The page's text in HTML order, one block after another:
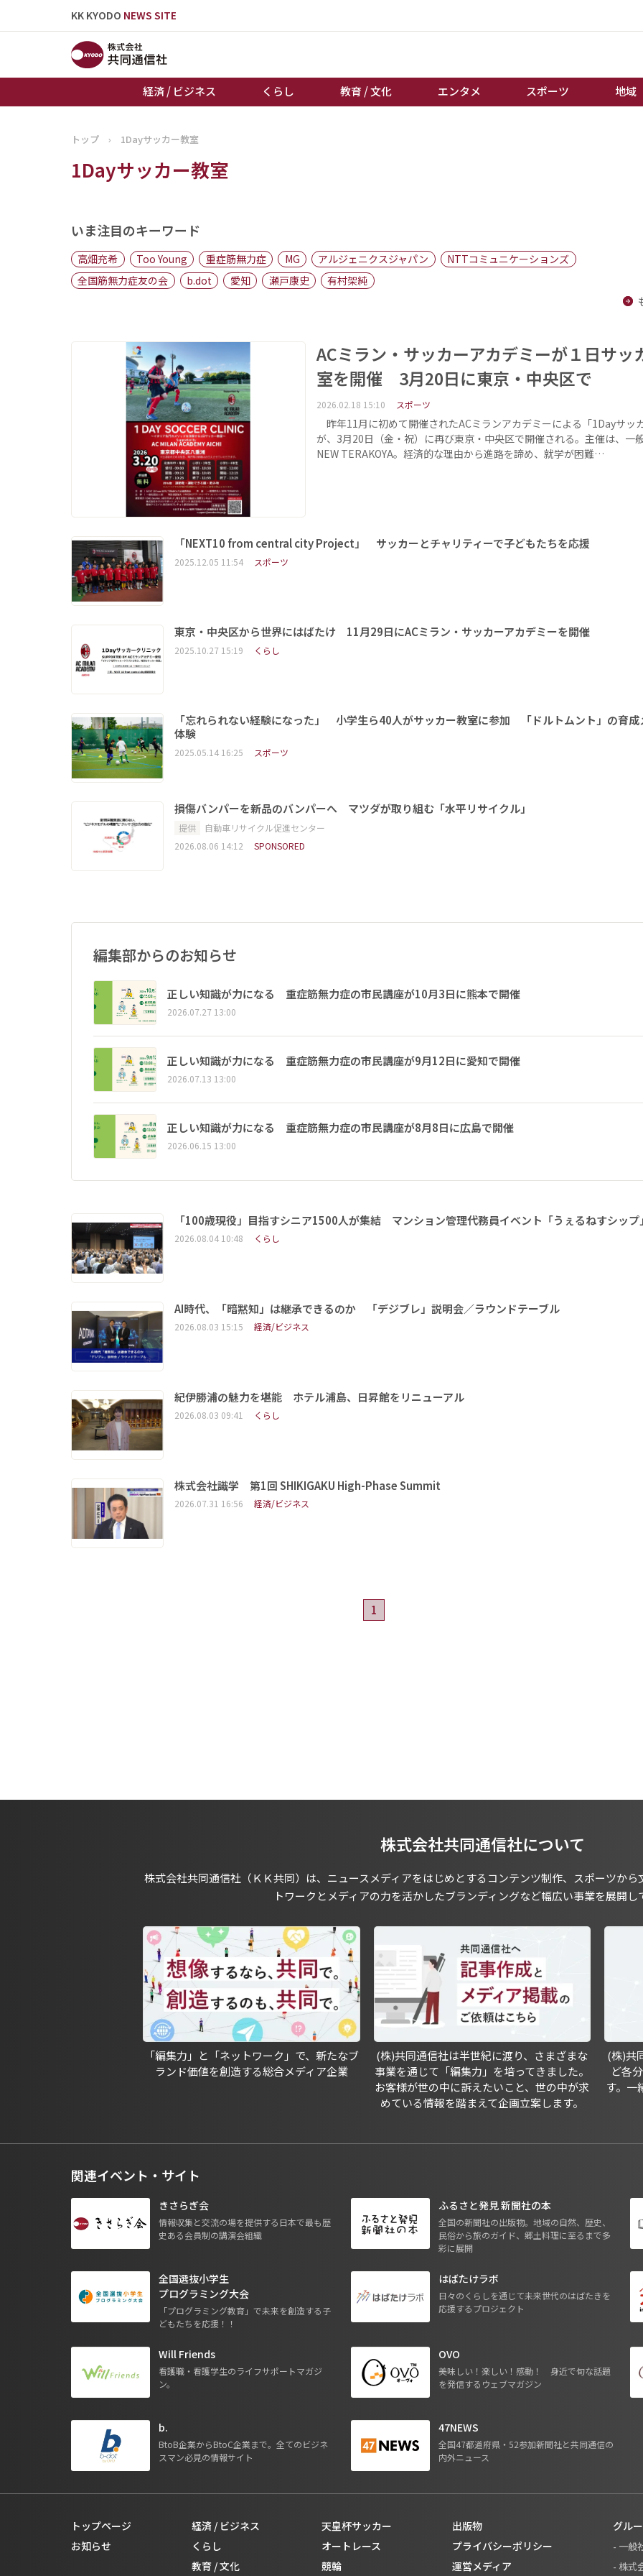
KK KYODO NEWS SITE
経済 / ビジネス くらし 教育 / 文化 エンタメ スポーツ 地域
トップページ
お知らせ
地域
キーパーソン
棋王戦
トップ › 1Dayサッカー教室
1Dayサッカー教室
いま注目のキーワード
高畑充希 Too Young 重症筋無力症 MG アルジェニクスジャパン
NTTコミュニケーションズ
全国筋無力症友の会
b.dot 愛知 瀬戸康史
有村架純
ACミラン・サッカーアカデミーが１日サッ
室を開催 3月20日に東京・中央区で
2026.02.18 15:10 スポーツ
昨年11月に初めて開催されたACミランアカデミーによる「1Dayサッ
が、3月20日（金・祝）に再び東京・中央区で開催される。主催は、一
NEW TERAKOYA。経済的な理由から進路を諦め、就学が困難…
「NEXT10 from central city Project」 サッカーとチャリティーで子どもたちを応援
2025.12.05 11:54 スポーツ
東京・中央区から世界にはばたけ 11月29日にACミラン・サッカーアカデミーを開催
2025.10.27 15:19 くらし
「忘れられない経験になった」 小学生ら40人がサッカー教室に参加 「ドルトムント」の育成
体験
2025.05.14 16:25 スポーツ
損傷バンパーを新品のバンパーへ マツダが取り組む「水平リサイクル」
提供
自動車リサイクル促進センター
2026.08.06 14:12
SPONSORED
編集部からのお知らせ
正しい知識が力になる 重症筋無力症の市民講座が10月3日に熊本で開催
2026.07.27 13:00
正しい知識が力になる 重症筋無力症の市民講座が9月12日に愛知で開催
2026.07.13 13:00
正しい知識が力になる 重症筋無力症の市民講座が8月8日に広島で開催
2026.06.15 13:00
「100歳現役」目指すシニア1500人が集結 マンション管理代務員イベント「うぇるねすシップ
2026.08.04 10:48 くらし
AI時代、「暗黙知」は継承できるのか 「デジブレ」説明会／ラウンドテーブル
2026.08.03 15:15 経済/ビジネス
紀伊勝浦の魅力を堪能 ホテル浦島、日昇館をリニューアル
2026.08.03 09:41 くらし
株式会社識学 第1回 SHIKIGAKU High-Phase Summit
2026.07.31 16:56 経済/ビジネス
1
株式会社共同通信社について
株式会社共同通信社（ＫＫ共同）は、ニュースメディアをはじめとするコンテンツ制作、スポーツか
トワークとメディアの力を活かしたブランディングなど幅広い事業を展開し
「編集力」と「ネットワーク」で、新たなブ
ランド価値を創造する総合メディア企業
(株)共同通信社は半世紀に渡り、さまざまな
事業を通じて「編集力」を培ってきました。
お客様が世の中に訴えたいこと、世の中が求
めている情報を踏まえて企画立案します。
(株)共
ど各
す。一
関連イベント・サイト
きさらぎ会
情報収集と交流の場を提供する日本で最も歴
史ある会員制の講演会組織
ふるさと発見 新聞社の本
全国の新聞社の出版物。地域の自然、歴史、
民俗から旅のガイド、郷土料理に至るまで多
彩に展開
全国選抜小学生
プログラミング大会
「プログラミング教育」で未来を創造する子
どもたちを応援！！
はばたけラボ
日々のくらしを通じて未来世代のはばたきを
応援するプロジェクト
Will Friends
看護職・看護学生のライフサポートマガジ
ン。
OVO
美味しい！楽しい！感動！ 身近で旬な話題
を発信するウェブマガジン
b.
BtoB企業からBtoC企業まで。全てのビジネ
スマン必見の情報サイト
47NEWS
全国47都道府県・52参加新聞社と共同通信の
内外ニュース
トップページ
お知らせ
経済 / ビジネス
くらし
教育 / 文化
天皇杯サッカー
オートレース
競輪
出版物
プライバシーポリシー
運営メディア
グル
- 一般
- 株式